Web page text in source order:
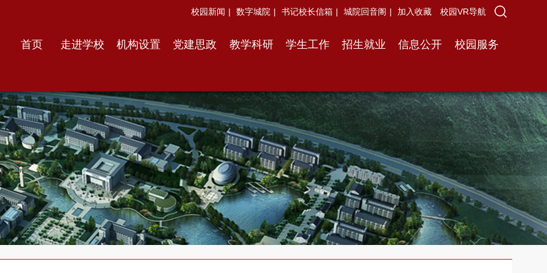
校园新闻 | 数字城院 | 书记校长信箱 | 城院回音阁 | 加入收藏 校园VR导航
首页 走进学校 机构设置 党建思政 教学科研 学生工作 招生就业 信息公开 校园服务